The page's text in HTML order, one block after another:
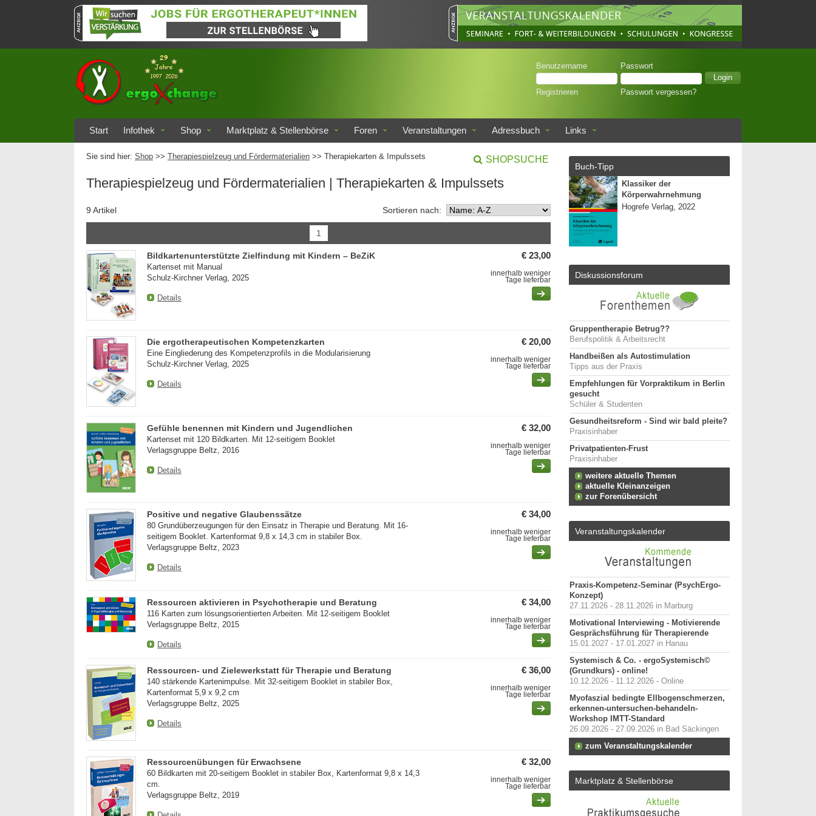
Benutzername Passwort
Registrieren Passwort vergessen?
Start Infothek Shop Marktplatz & Stellenbörse Foren Veranstaltungen Adressbuch Links
Sie sind hier: Shop >> Therapiespielzeug und Fördermaterialien >> Therapiekarten & Impulssets SHOPSUCHE
Therapiespielzeug und Fördermaterialien | Therapiekarten & Impulssets
9 Artikel Sortieren nach:
1
Bildkartenunterstützte Zielfindung mit Kindern – BeZiK
Kartenset mit Manual
Schulz-Kirchner Verlag, 2025
Details
€ 23,00
innerhalb weniger
Tage lieferbar
Die ergotherapeutischen Kompetenzkarten
Eine Eingliederung des Kompetenzprofils in die Modularisierung
Schulz-Kirchner Verlag, 2025
Details
€ 20,00
innerhalb weniger
Tage lieferbar
Gefühle benennen mit Kindern und Jugendlichen
Kartenset mit 120 Bildkarten. Mit 12-seitigem Booklet
Verlagsgruppe Beltz, 2016
Details
€ 32,00
innerhalb weniger
Tage lieferbar
Positive und negative Glaubenssätze
80 Grundüberzeugungen für den Einsatz in Therapie und Beratung. Mit 16-
seitigem Booklet. Kartenformat 9,8 x 14,3 cm in stabiler Box.
Verlagsgruppe Beltz, 2023
Details
€ 34,00
innerhalb weniger
Tage lieferbar
Ressourcen aktivieren in Psychotherapie und Beratung
116 Karten zum lösungsorientierten Arbeiten. Mit 12-seitigem Booklet
Verlagsgruppe Beltz, 2015
Details
€ 34,00
innerhalb weniger
Tage lieferbar
Ressourcen- und Zielewerkstatt für Therapie und Beratung
140 stärkende Kartenimpulse. Mit 32-seitigem Booklet in stabiler Box,
Kartenformat 5,9 x 9,2 cm
Verlagsgruppe Beltz, 2025
Details
€ 36,00
innerhalb weniger
Tage lieferbar
Ressourcenübungen für Erwachsene
60 Bildkarten mit 20-seitigem Booklet in stabiler Box, Kartenformat 9,8 x 14,3
cm.
Verlagsgruppe Beltz, 2019
€ 32,00
innerhalb weniger
Tage lieferbar
Buch-Tipp
Klassiker der
Körperwahrnehmung
Hogrefe Verlag, 2022
Diskussionsforum
Gruppentherapie Betrug??
Berufspolitik & Arbeitsrecht
Handbeißen als Autostimulation
Tipps aus der Praxis
Empfehlungen für Vorpraktikum in Berlin
gesucht
Schüler & Studenten
Gesundheitsreform - Sind wir bald pleite?
Praxisinhaber
Privatpatienten-Frust
Praxisinhaber
weitere aktuelle Themen
aktuelle Kleinanzeigen
zur Forenübersicht
Veranstaltungskalender
Praxis-Kompetenz-Seminar (PsychErgo-
Konzept)
27.11.2026 - 28.11.2026 in Marburg
Motivational Interviewing - Motivierende
Gesprächsführung für Therapierende
15.01.2027 - 17.01.2027 in Hanau
Systemisch & Co. - ergoSystemisch©
(Grundkurs) - online!
10.12.2026 - 11.12.2026 - Online
Myofaszial bedingte Ellbogenschmerzen,
erkennen-untersuchen-behandeln-
Workshop IMTT-Standard
26.09.2026 - 27.09.2026 in Bad Säckingen
zum Veranstaltungskalender
Marktplatz & Stellenbörse